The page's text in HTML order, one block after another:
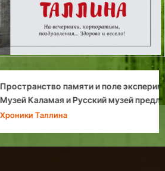
памяти и поле эксперимента:
и Русский музей предлагают
Таллина